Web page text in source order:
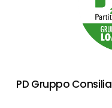
PD Gruppo